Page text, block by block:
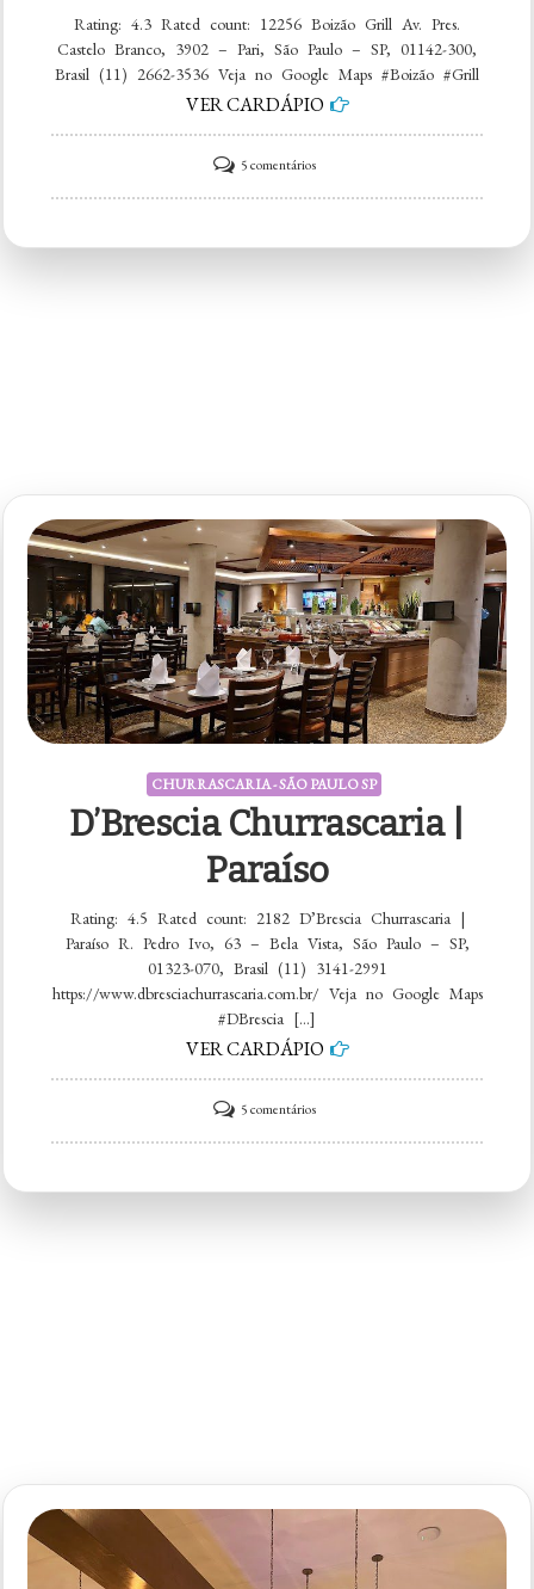
Rating: 4.3 Rated count: 12256 Boizão Grill Av. Pres.
Castelo Branco, 3902 – Pari, São Paulo – SP, 01142-300,
Brasil (11) 2662-3536 Veja no Google Maps #Boizão #Grill
VER CARDÁPIO
5 comentáriosem
Boizão
CHURRASCARIA - SÃO PAULO SP
D’Brescia Churrascaria |
Paraíso
Rating: 4.5 Rated count: 2182 D’Brescia Churrascaria |
Paraíso R. Pedro Ivo, 63 – Bela Vista, São Paulo – SP,
01323-070, Brasil (11) 3141-2991
https://www.dbresciachurrascaria.com.br/ Veja no Google Maps
#DBrescia […]
VER CARDÁPIO
5 comentáriosem
D’Brescia